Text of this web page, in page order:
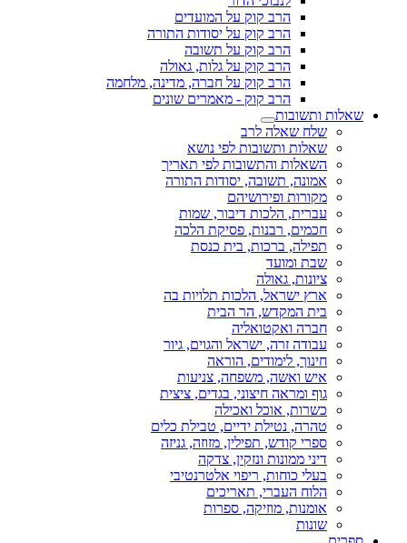
הרב קוק על המועדים
הרב קוק על יסודות התורה
הרב קוק על תשובה
הרב קוק על גלות, גאולה
הרב קוק על חברה, מדינה, מלחמה
הרב קוק - מאמרים שונים
שאלות ותשובות
שלח שאלה לרב
שאלות ותשובות לפי נושא
השאלות והתשובות לפי תאריך
אמונה, תשובה, יסודות התורה
מקורות ופירושיהם
עברית, הלכות דיבור, שמות
חכמים, רבנות, פסיקת הלכה
תפילה, ברכות, בית כנסת
שבת ומועד
ציונות, גאולה
ארץ ישראל, הלכות תלויות בה
בית המקדש, הר הבית
חברה ואקטואליה
עבודה זרה, ישראל והגוים, גיור
חינוך, לימודים, הוראה
איש ואשה, משפחה, צניעות
גוף ומראה חיצוני, בגדים, ציצית
כשרות, אוכל ואכילה
טהרה, נטילת ידיים, טבילת כלים
ספרי קודש, תפילין, מזוזה, גניזה
דיני ממונות ונזקין, צדקה
בעלי כוחות, ריפוי אלטרנטיבי
הלוח העברי, תאריכים
אומנות, מוזיקה, ספרות
שונות